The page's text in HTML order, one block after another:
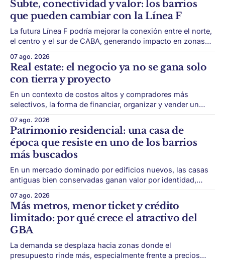
Subte, conectividad y valor: los barrios
que pueden cambiar con la Línea F
La futura Línea F podría mejorar la conexión entre el norte,
el centro y el sur de CABA, generando impacto en zonas
transporte puede cambiar el mapa inmobiliario de una
ciudad. La futura Línea F del subte busca mejorar la
conexión
07 ago. 2026
Real estate: el negocio ya no se gana solo
con tierra y proyecto
En un contexto de costos altos y compradores más
selectivos, la forma de financiar, organizar y vender un
éxito de un desarrollo inmobiliario ya no depende solo de
conseguir un buen terreno. En un mercado más exigente,
la estructura financiera, legal
07 ago. 2026
Patrimonio residencial: una casa de
época que resiste en uno de los barrios
más buscados
En un mercado dominado por edificios nuevos, las casas
antiguas bien conservadas ganan valor por identidad,
algunas piezas residenciales que cuentan otra historia del
barrio. En medio de torres, edificios nuevos y proyectos
premium, todavía aparecen casas de más de 100 años
07 ago. 2026
Más metros, menor ticket y crédito
limitado: por qué crece el atractivo del
GBA
La demanda se desplaza hacia zonas donde el
presupuesto rinde más, especialmente frente a precios